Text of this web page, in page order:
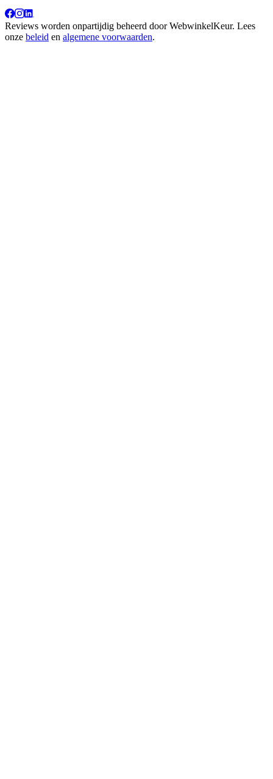
Reviews worden onpartijdig beheerd doorWebwinkelKeur. Lees
onze beleid en algemene voorwaarden.